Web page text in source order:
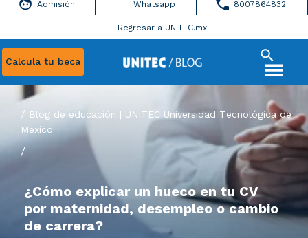
Calcula tu beca
Admisión Whatsapp 8007864832
Regresar a UNITEC.mx
Blog de educación | UNITEC Universidad Tecnológica de
México
/
¿Cómo explicar un hueco en tu CV
por maternidad, desempleo o cambio
de carrera?